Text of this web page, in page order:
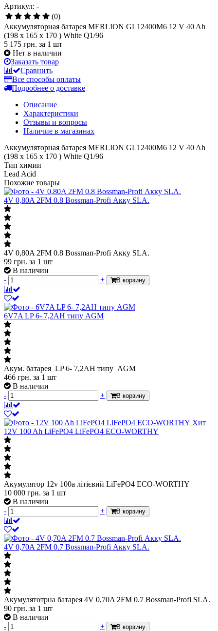
Артикул: -
(0)
Аккумуляторная батарея MERLION GL12400M6 12 V 40 Ah
(198 x 165 x 170 ) White Q1/96
5 175 грн. за 1 шт
Нет в наличии
Заказать товар
Сравнить
Все способы оплаты
Подробнее о доставке
Описание
Характеристики
Отзывы и вопросы
Наличие в магазинах
Аккумуляторная батарея MERLION GL12400M6 12 V 40 Ah
(198 x 165 x 170 ) White Q1/96
Тип химии
Lead Acid
Похожие товары
4V 0,80A 2FM 0.8 Bossman-Profi Акку SLA.
4V 0,80A 2FM 0.8 Bossman-Profi Акку SLA.
99 грн. за 1 шт
В наличии
-
+ В корзину
6V7A LP 6- 7,2АН типу AGM
Акум. батарея LP 6- 7,2АН типу AGM
466 грн. за 1 шт
В наличии
-
+ В корзину
Хит
12V 100 Ah LiFePO4 LiFePO4 ECO-WORTHY
Акумулятор 12v 100a літієвий LiFePO4 ECO-WORTHY
10 000 грн. за 1 шт
В наличии
-
+ В корзину
4V 0,70A 2FM 0.7 Bossman-Profi Акку SLA.
Акумулятотрна батарея 4V 0,70A 2FM 0.7 Bossman-Profi SLA.
90 грн. за 1 шт
В наличии
-
+ В корзину